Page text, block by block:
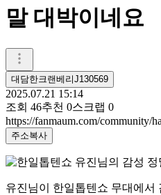
말 대박이네요
대담한크랜베리J130569
2025.07.21 15:14
조회 46추천 0스크랩 0
https://fanmaum.com/community/
주소복사
유진님이 한일톱텐쇼 무대에서